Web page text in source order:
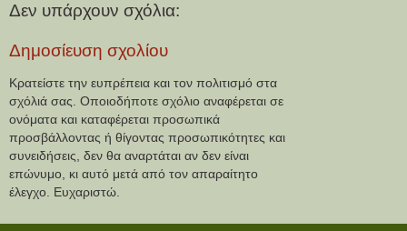
Δεν υπάρχουν σχόλια:
Δημοσίευση σχολίου
Κρατείστε την ευπρέπεια και τον πολιτισμό στα
σχόλιά σας. Οποιοδήποτε σχόλιο αναφέρεται σε
ονόματα και καταφέρεται προσωπικά
προσβάλλοντας ή θίγοντας προσωπικότητες και
συνειδήσεις, δεν θα αναρτάται αν δεν είναι
επώνυμο, κι αυτό μετά από τον απαραίτητο
έλεγχο. Ευχαριστώ.